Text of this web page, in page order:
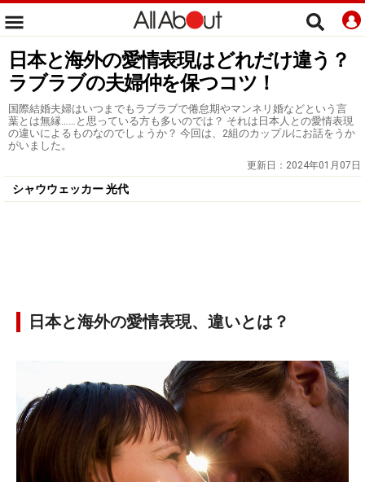
日本と海外の愛情表現はどれだけ違う？
ラブラブの夫婦仲を保つコツ！
国際結婚夫婦はいつまでもラブラブで倦怠期やマンネリ婚などという言
葉とは無縁……と思っている方も多いのでは？ それは日本人との愛情表現
の違いによるものなのでしょうか？ 今回は、2組のカップルにお話をうか
がいました。
更新日： 2024年01月07日
シャウウェッカー 光代
日本と海外の愛情表現、違いとは？